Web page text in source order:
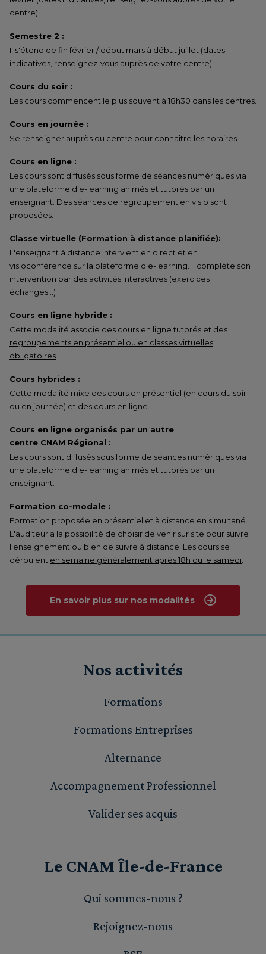
centre).
Semestre 2 :
Il s'étend de fin février / début mars à début juillet (dates
indicatives, renseignez-vous auprès de votre centre).
Cours du soir :
Les cours commencent le plus souvent à 18h30 dans les centres.
Cours en journée :
Se renseigner auprès du centre pour connaître les horaires.
Cours en ligne :
Les cours sont diffusés sous forme de séances numériques via
une plateforme d’e-learning animés et tutorés par un
enseignant. Des séances de regroupement en visio sont
proposées.
Classe virtuelle (Formation à distance planifiée):
L'enseignant à distance intervient en direct et en
visioconférence sur la plateforme d'e-learning. Il complète son
intervention par des activités interactives (exercices
échanges…)
Cours en ligne hybride :
Cette modalité associe des cours en ligne tutorés et des
regroupements en présentiel ou en classes virtuelles
obligatoires
Cours hybrides :
Cette modalité mixe des cours en présentiel (en cours du soir
ou en journée) et des cours en ligne.
Cours en ligne organisés par un autre
centre CNAM Régional :
Les cours sont diffusés sous forme de séances numériques via
une plateforme d'e-learning animés et tutorés par un
enseignant.
Formation co-modale :
Formation proposée en présentiel et à distance en simultané.
L'auditeur a la possibilité de choisir de venir sur site pour suivre
l'enseignement ou bien de suivre à distance. Les cours se
déroulent en semaine généralement après 18h ou le samedi
En savoir plus sur nos modalités
Nos activités
Formations
Formations Entreprises
Alternance
Accompagnement Professionnel
Valider ses acquis
Le CNAM Île-de-France
Qui sommes-nous ?
Rejoignez-nous